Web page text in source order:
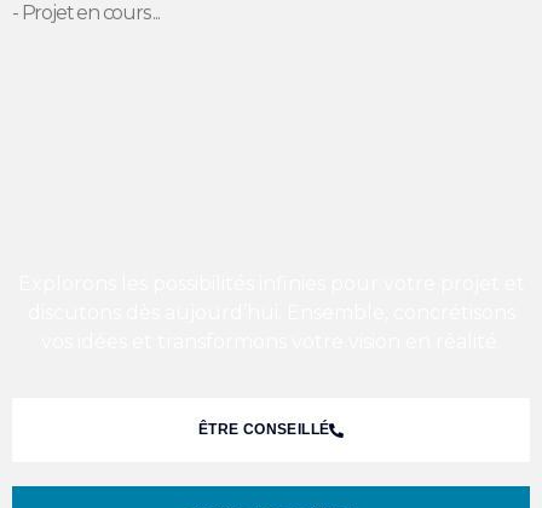
- Projet en cours ...
ÊTRE CONSEILLÉ